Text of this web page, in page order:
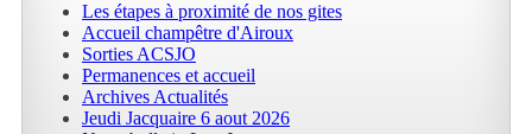
Les étapes à proximité de nos gites
Accueil champêtre d'Airoux
Sorties ACSJO
Permanences et accueil
Archives Actualités
Jeudi Jacquaire 6 aout 2026